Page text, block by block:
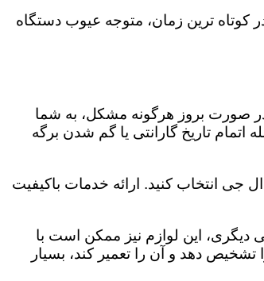
کوتاه ترین زمان، متوجه عیوب دستگاه
صورت بروز هرگونه مشکل، به شما
اتمام تاریخ گارانتی یا گم شدن برگه
جی انتخاب کنید. ارائه خدمات باکیفیت
دیگری، این لوازم نیز ممکن است با
دهد و آن را تعمیر کند، بسیار